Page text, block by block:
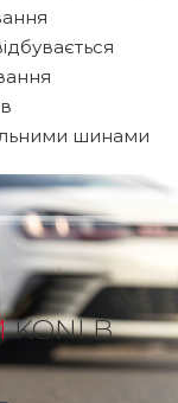
шинами
KONI В